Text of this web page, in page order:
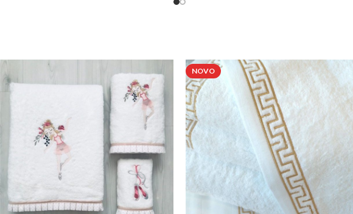
Fabricado em Portugal Imagem
meramente ilustrativa.
lençóis tem um toque muito macio e
sedoso. Vai sentir muito conforto
enquanto descansa. Composição
100% algodão cetim 300 fios
Cor:
bege Fabricado em Portugal Imagem
meramente ilustrativa.
NOVO